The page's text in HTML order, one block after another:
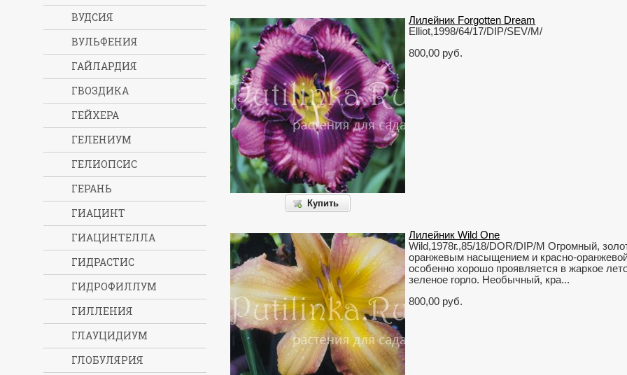
Купить
Лилейник Forgotten Dream
Elliot,1998/64/17/DIP/SEV/M/
800,00 руб.
Лилейник Wild One
Wild,1978г.,85/18/DOR/DIP/M Огромный,
оранжевым насыщением и красно-
особенно хорошо проявляется в жаркое
зеленое горло. Необычный, кра...
800,00 руб.
ВУДСИЯ
ВУЛЬФЕНИЯ
ГАЙЛАРДИЯ
ГВОЗДИКА
ГЕЙХЕРА
ГЕЛЕНИУМ
ГЕЛИОПСИС
ГЕРАНЬ
ГИАЦИНТ
ГИАЦИНТЕЛЛА
ГИДРАСТИС
ГИДРОФИЛЛУМ
ГИЛЛЕНИЯ
ГЛАУЦИДИУМ
ГЛОБУЛЯРИЯ